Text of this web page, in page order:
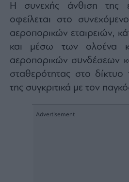
Fashion
&
Art
Watches
Yachts
Table
For
Two
Η συνεχής άνθιση της
οφείλεται στο
αεροπορικών εταιρειών,
και μέσω των ολοένα
αεροπορικών συνδέσεων
σταθερότητας στο
της συγκριτικά με τον